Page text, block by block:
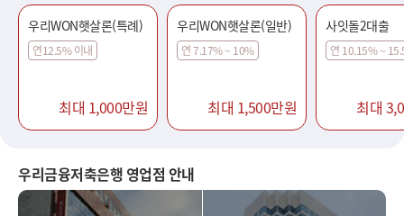
우리WON햇살론(특례)
연12.5% 이내
최대 1,000만원
우리WON햇살론(일반)
연 7.17% ~ 10%
최대 1,500만원
사잇돌2대출
연 10.15% ~
최대
우리금융저축은행 영업점 안내